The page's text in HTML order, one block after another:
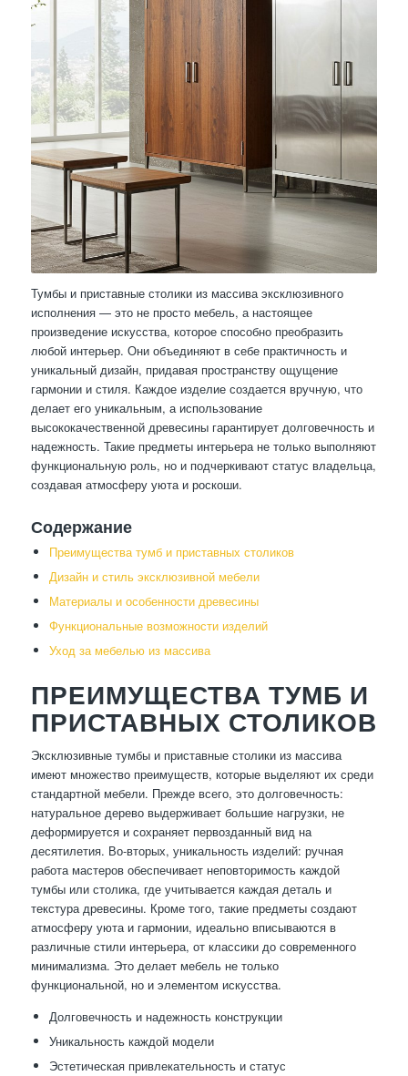
Тумбы и приставные столики из массива эксклюзивного
исполнения — это не просто мебель, а настоящее
произведение искусства, которое способно преобразить
любой интерьер. Они объединяют в себе практичность и
уникальный дизайн, придавая пространству ощущение
гармонии и стиля. Каждое изделие создается вручную, что
делает его уникальным, а использование
высококачественной древесины гарантирует долговечность и
надежность. Такие предметы интерьера не только выполняют
функциональную роль, но и подчеркивают статус владельца,
создавая атмосферу уюта и роскоши.
Содержание
Преимущества тумб и приставных столиков
Дизайн и стиль эксклюзивной мебели
Материалы и особенности древесины
Функциональные возможности изделий
Уход за мебелью из массива
ПРЕИМУЩЕСТВА ТУМБ И
ПРИСТАВНЫХ СТОЛИКОВ
Эксклюзивные тумбы и приставные столики из массива
имеют множество преимуществ, которые выделяют их среди
стандартной мебели. Прежде всего, это долговечность:
натуральное дерево выдерживает большие нагрузки, не
деформируется и сохраняет первозданный вид на
десятилетия. Во-вторых, уникальность изделий: ручная
работа мастеров обеспечивает неповторимость каждой
тумбы или столика, где учитывается каждая деталь и
текстура древесины. Кроме того, такие предметы создают
атмосферу уюта и гармонии, идеально вписываются в
различные стили интерьера, от классики до современного
минимализма. Это делает мебель не только
функциональной, но и элементом искусства.
Долговечность и надежность конструкции
Уникальность каждой модели
Эстетическая привлекательность и статус